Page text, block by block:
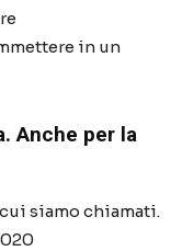
in un
Anche per la
cui siamo chiamati.